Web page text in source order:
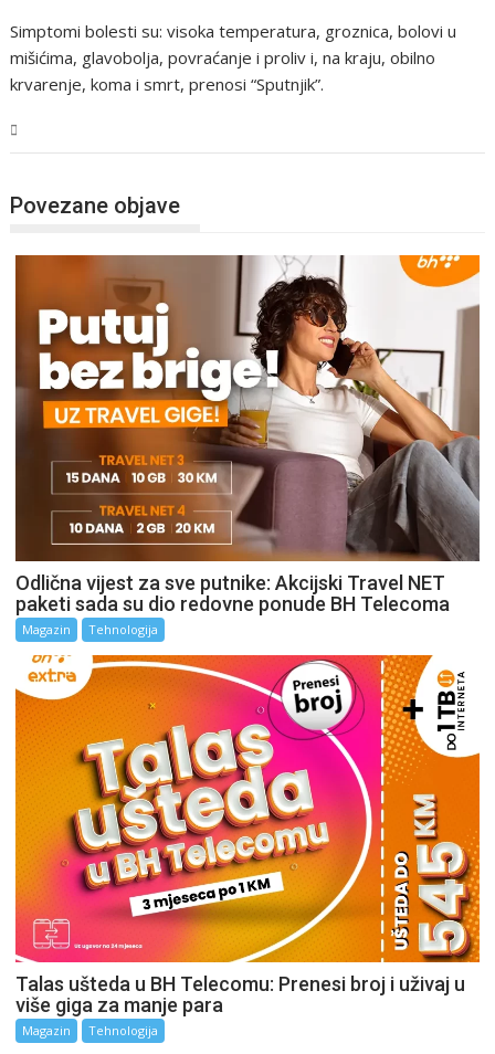
Simptomi bolesti su: visoka temperatura, groznica, bolovi u
mišićima, glavobolja, povraćanje i proliv i, na kraju, obilno
krvarenje, koma i smrt, prenosi “Sputnjik”.
Povezane objave
Odlična vijest za sve putnike: Akcijski Travel NET
paketi sada su dio redovne ponude BH Telecoma
Magazin Tehnologija
Talas ušteda u BH Telecomu: Prenesi broj i uživaj u
više giga za manje para
Magazin Tehnologija